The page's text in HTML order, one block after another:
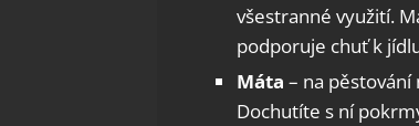
všestranné využití.
podporuje chuť k
Máta – na pěstování
Dochutíte s ní